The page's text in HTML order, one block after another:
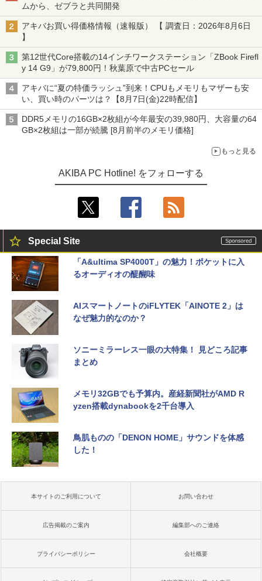
ムから、ゼブラと共同開発
アキバお買い得価格情報（速報版） 【 調査日：2026年8月6日
】
第12世代Core搭載の14インチワークステーション「ZBook Firefl
y 14 G9」が79,800円！秋葉原で中古PCセール
アキバに“夏の特価ラッシュ”到来！CPUもメモリもマザーも安
い、買い時のパーツは？【8月7日(金)22時配信】
DDR5メモリの16GB×2枚組が今年最安の39,980円、大容量の64
GB×2枚組は一部が続騰 [8月前半のメモリ価格]
もっと見る
AKIBA PC Hotline! をフォローする
Special Site
「A&ultima SP4000T」の魅力！ポケットに入
るオーディオの醍醐味
AIスマートノートのiFLYTEK「AINOTE 2」は
なぜ魅力的なのか？
ソニーミラーレス一眼の大特集！ 見どころ記事
まとめ
メモリ32GBでも予算内。産経新聞社がAMD R
yzen搭載dynabookを2千台導入
鳥肌ものの「DENON HOME」サウンドを体感
した！
本サイトのご利用について お問い合わせ
広告掲載のご案内 編集部へのご連絡
プライバシーポリシー 会社概要